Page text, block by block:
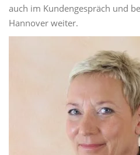
auch im Kundengespräch und
Hannover weiter.